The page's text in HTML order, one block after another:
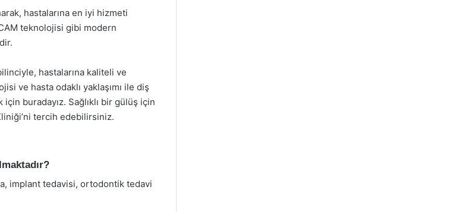
hastalarına en iyi hizmeti
teknolojisi gibi modern
hastalarına kaliteli ve
ve hasta odaklı yaklaşımı ile diş
için buradayız. Sağlıklı bir gülüş için
tercih edebilirsiniz.
implant tedavisi, ortodontik tedavi